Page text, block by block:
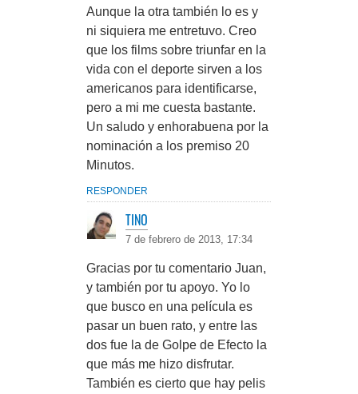
Aunque la otra también lo es y
ni siquiera me entretuvo. Creo
que los films sobre triunfar en la
vida con el deporte sirven a los
americanos para identificarse,
pero a mi me cuesta bastante.
Un saludo y enhorabuena por la
nominación a los premiso 20
Minutos.
RESPONDER
TINO
7 de febrero de 2013, 17:34
Gracias por tu comentario Juan,
y también por tu apoyo. Yo lo
que busco en una película es
pasar un buen rato, y entre las
dos fue la de Golpe de Efecto la
que más me hizo disfrutar.
También es cierto que hay pelis